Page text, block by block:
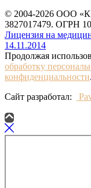
© 2004-2026 ООО
3827017479. ОГРН
Лицензия на
14.11.2014
Продолжая
обработку
конфиденциальности.
Сайт разработал: